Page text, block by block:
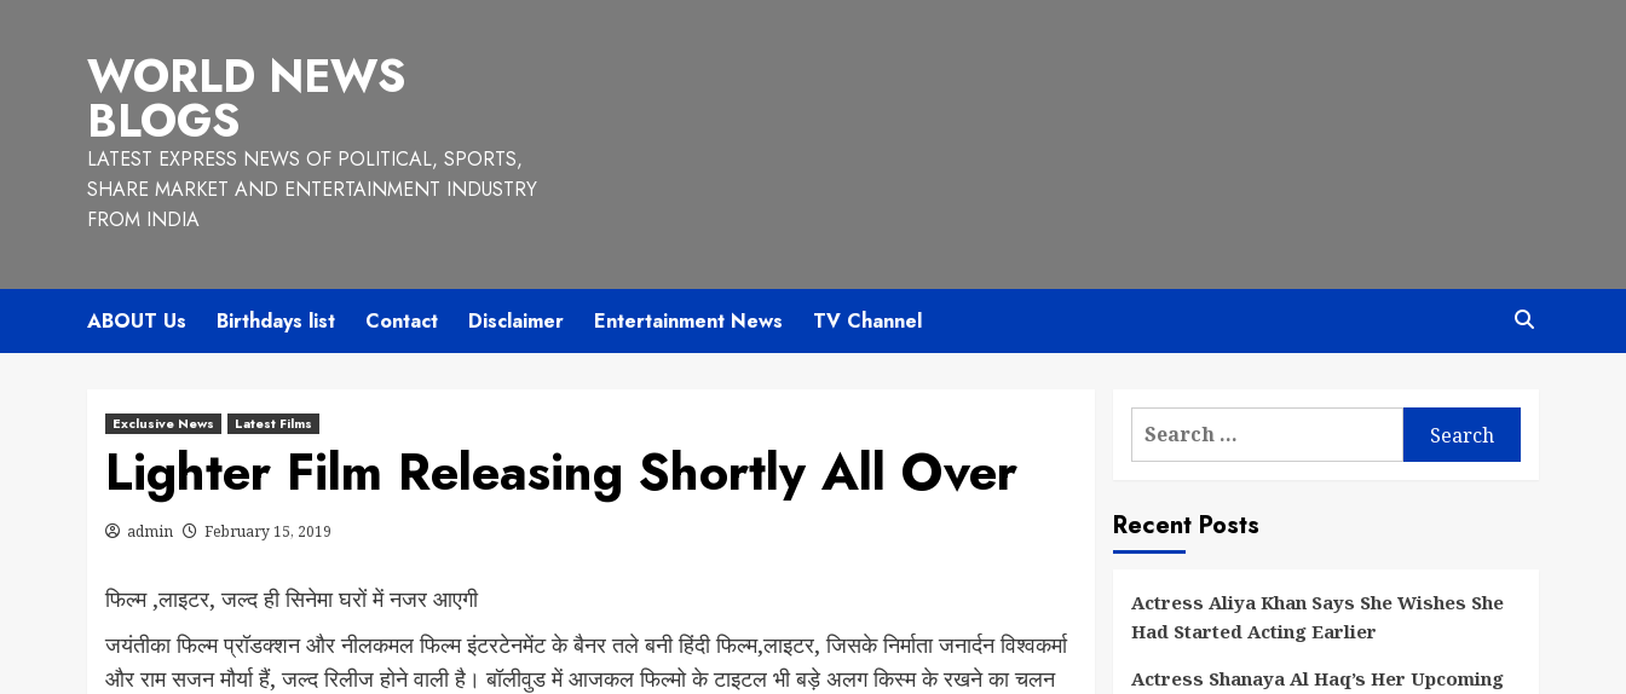
WORLD NEWS
BLOGS
LATEST EXPRESS NEWS OF POLITICAL, SPORTS,
SHARE MARKET AND ENTERTAINMENT INDUSTRY
FROM INDIA
ABOUT Us Birthdays list Contact Disclaimer Entertainment News TV Channel
Exclusive News Latest Films
Lighter Film Releasing Shortly All Over
admin February 15, 2019
फिल्म ,लाइटर, जल्द ही सिनेमा घरों में नजर आएगी
जयंतीका फिल्म प्रॉडक्शन और नीलकमल फिल्म इंटरटेनमेंट के बैनर तले बनी हिंदी फिल्म,लाइटर, जिसके निर्माता जनार्दन विश्वकर्मा
और राम सजन मौर्या हैं, जल्द रिलीज होने वाली है। बॉलीवुड में आजकल फिल्मो के टाइटल भी बड़े अलग किस्म के रखने का चलन
Search
Recent Posts
Actress Aliya Khan Says She Wishes She
Had Started Acting Earlier
Actress Shanaya Al Haq’s Her Upcoming